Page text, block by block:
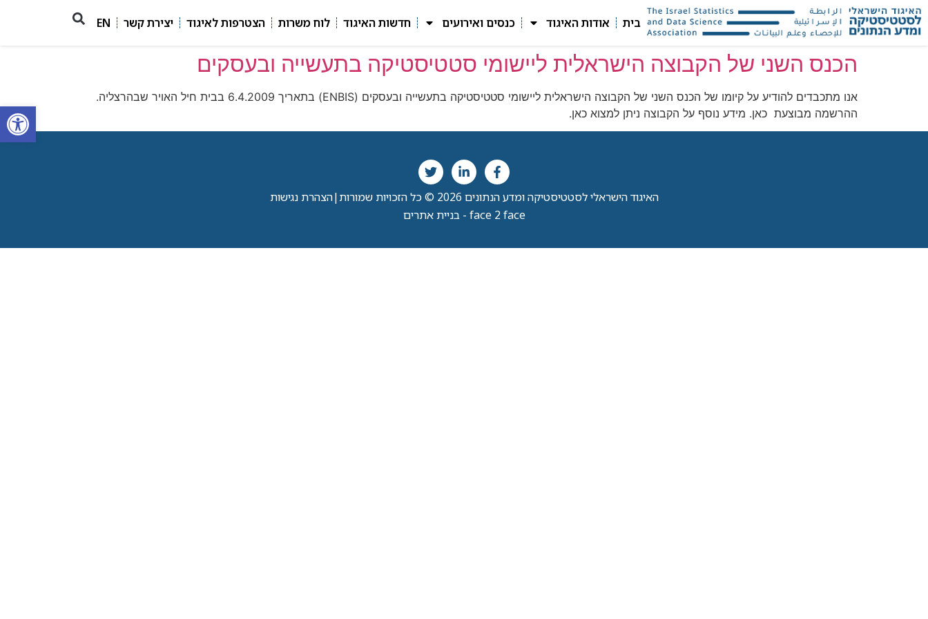
פתח
בית אודות האיגוד כנסים ואירועים חדשות האיגוד לוח משרות הצטרפות לאיגוד יצירת קשר EN
הכנס השני של הקבוצה הישראלית ליישומי סטטיסטיקה בתעשייה ובעסקים
אנו מתכבדים להודיע על קיומו של הכנס השני של הקבוצה הישראלית ליישומי סטטיסטיקה בתעשייה ובעסקים (ENBIS) בתאריך 6.4.2009 בבית חיל האויר שבהרצליה.
ההרשמה מבוצעת כאן. מידע נוסף על הקבוצה ניתן למצוא כאן.
האיגוד הישראלי לסטטיסטיקה ומדע הנתונים 2026 © כל הזכויות שמורות |הצהרת נגישות
face 2 face - בניית אתרים